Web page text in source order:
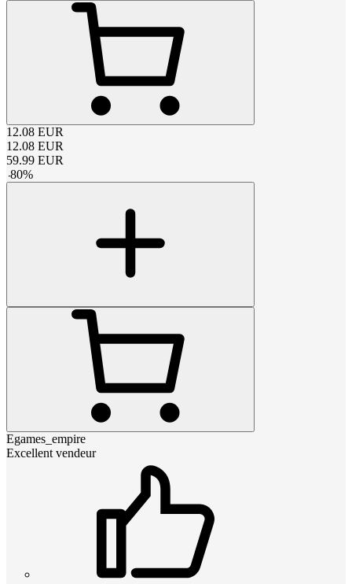
12.08 EUR
12.08 EUR
59.99 EUR
-80%
Egames_empire
Excellent vendeur